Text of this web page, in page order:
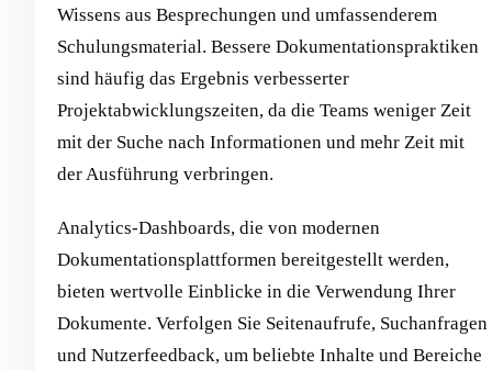
Wissens aus Besprechungen und umfassenderem
Schulungsmaterial. Bessere Dokumentationspraktiken
sind häufig das Ergebnis verbesserter
Projektabwicklungszeiten, da die Teams weniger Zeit
mit der Suche nach Informationen und mehr Zeit mit
der Ausführung verbringen.
Analytics-Dashboards, die von modernen
Dokumentationsplattformen bereitgestellt werden,
bieten wertvolle Einblicke in die Verwendung Ihrer
Dokumente. Verfolgen Sie Seitenaufrufe, Suchanfragen
und Nutzerfeedback, um beliebte Inhalte und Bereiche